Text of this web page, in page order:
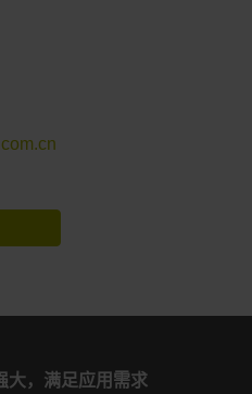
大，满足应用需求